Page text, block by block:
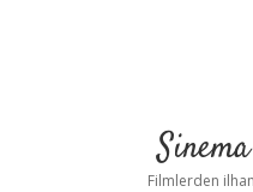
Filmlerden